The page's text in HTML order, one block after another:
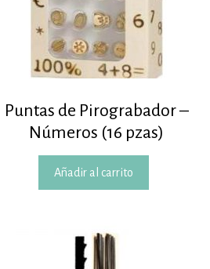
Puntas de Pirograbador –
Números (16 pzas)
Añadir al carrito